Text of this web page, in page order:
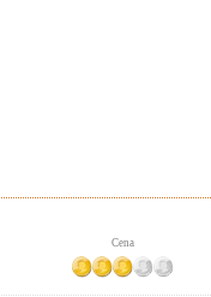
Cena